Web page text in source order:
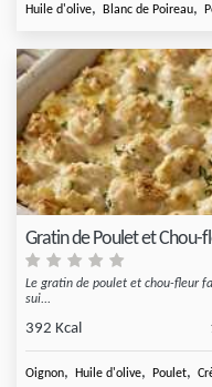
Huile d'olive, Blanc de Poireau,
Gratin de Poulet et Chou-
Le gratin de poulet et chou-fleur
sui...
392 Kcal
Oignon, Huile d'olive, Poulet,